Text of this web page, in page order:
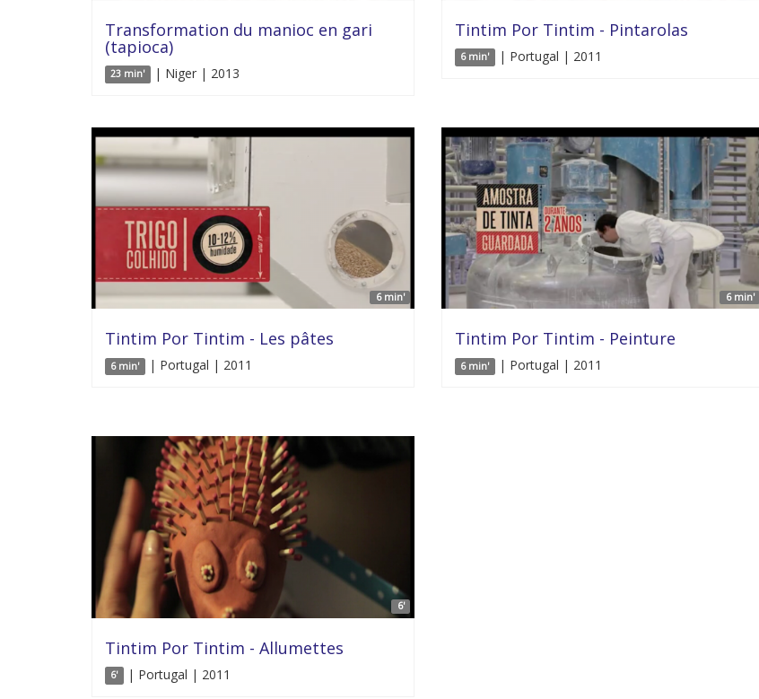
Transformation du manioc en gari
(tapioca)
23 min' | Niger | 2013
Tintim Por Tintim - Pintarolas
6 min' | Portugal | 2011
6 min'
Tintim Por Tintim - Les pâtes
6 min' | Portugal | 2011
6 min'
Tintim Por Tintim - Peinture
6 min' | Portugal | 2011
6'
Tintim Por Tintim - Allumettes
6' | Portugal | 2011